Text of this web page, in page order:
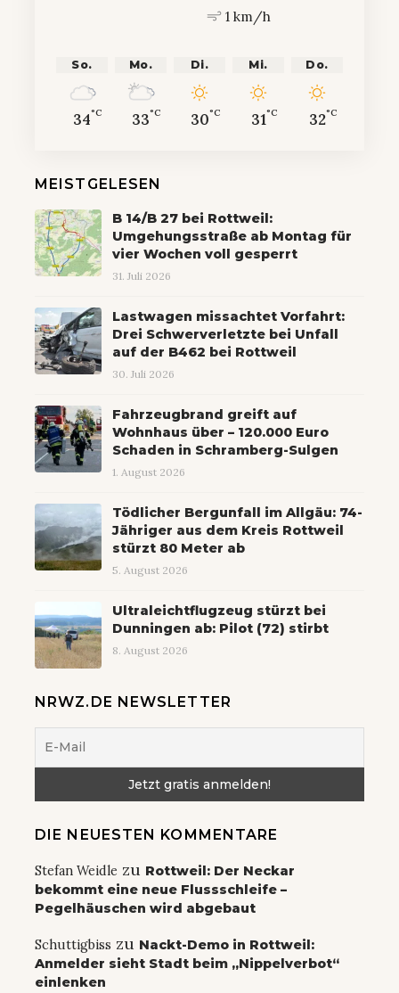
1 km/h
So.
34°C
Mo.
33°C
Di.
30°C
Mi.
31°C
Do.
32°C
MEISTGELESEN
B 14/B 27 bei Rottweil:
Umgehungsstraße ab Montag für
vier Wochen voll gesperrt
31. Juli 2026
Lastwagen missachtet Vorfahrt:
Drei Schwerverletzte bei Unfall
auf der B462 bei Rottweil
30. Juli 2026
Fahrzeugbrand greift auf
Wohnhaus über – 120.000 Euro
Schaden in Schramberg-Sulgen
1. August 2026
Tödlicher Bergunfall im Allgäu: 74-
Jähriger aus dem Kreis Rottweil
stürzt 80 Meter ab
5. August 2026
Ultraleichtflugzeug stürzt bei
Dunningen ab: Pilot (72) stirbt
8. August 2026
NRWZ.DE NEWSLETTER
DIE NEUESTEN KOMMENTARE
Stefan Weidle zu Rottweil: Der Neckar
bekommt eine neue Flussschleife –
Pegelhäuschen wird abgebaut
Schuttigbiss zu Nackt-Demo in Rottweil:
Anmelder sieht Stadt beim „Nippelverbot“
einlenken